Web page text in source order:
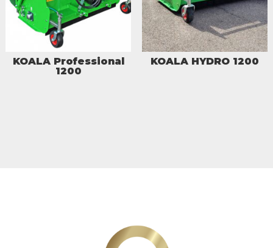
KOALA Professional
1200
KOALA HYDRO 1200